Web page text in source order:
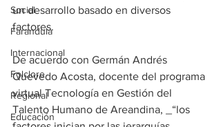
Social
Farandula
Internacional
Folclore
Regional
Educación
un desarrollo basado en diversos
factores.
De acuerdo con Germán Andrés
Quevedo Acosta, docente del programa
virtual Tecnología en Gestión del
Talento Humano de Areandina, _“los